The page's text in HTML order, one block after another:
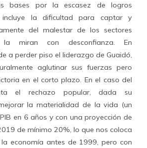
bases por la escasez de logros
la dificultad para captar y
del malestar de los sectores
la miran con desconfianza. En
a perder piso el liderazgo de Guaidó,
aglutinar sus fuerzas pero
en el corto plazo. En el caso del
el rechazo popular, dada su
la materialidad de la vida (un
en 6 años y con una proyección de
de mínimo 20%, lo que nos coloca
economía antes de 1999, pero con